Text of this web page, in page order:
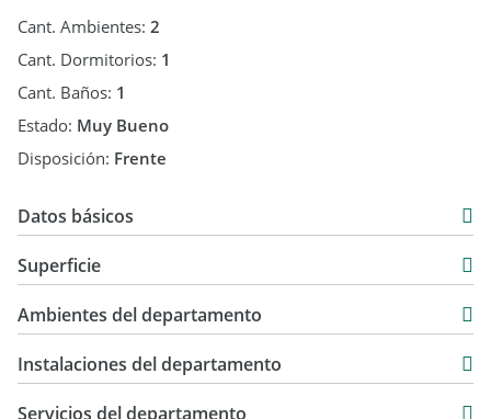
Cant. Ambientes: 2
Cant. Dormitorios: 1
Cant. Baños: 1
Estado: Muy Bueno
Disposición: Frente
Datos básicos
Venta
USD 80.000
Superficie
Ambientes del departamento
Instalaciones del departamento
Servicios del departamento